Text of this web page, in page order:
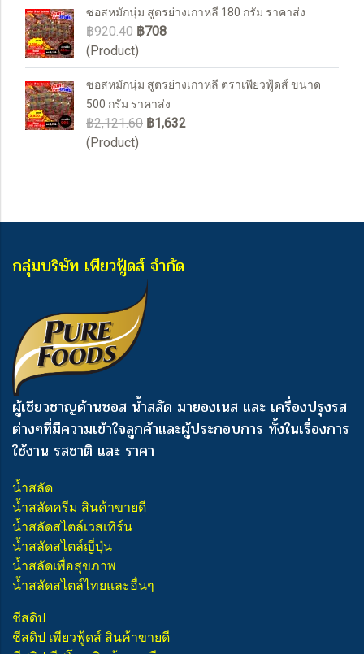
ซอสหมักนุ่ม สูตรย่างเกาหลี 180 กรัม ราคาส่ง
฿920.40 ฿708
(Product)
ซอสหมักนุ่ม สูตรย่างเกาหลี ตราเพียวฟู้ดส์ ขนาด
500 กรัม ราคาส่ง
฿2,121.60 ฿1,632
(Product)
กลุ่มบริษัท เพียวฟู้ดส์ จำกัด
ผู้เชียวชาญด้านซอส น้ำสลัด มายองเนส และ เครื่องปรุงรส
ต่างๆที่มีความเข้าใจลูกค้าและผู้ประกอบการ ทั้งในเรื่องการ
ใช้งาน รสชาติ และ ราคา
น้ำสลัด
น้ำสลัดครีม สินค้าขายดี
น้ำสลัดสไตล์เวสเทิร์น
น้ำสลัดสไตล์ญี่ปุ่น
น้ำสลัดเพื่อสุขภาพ
น้ำสลัดสไตล์ไทยและอื่นๆ
ชีสดิป
ชีสดิป เพียวฟู้ดส์ สินค้าขายดี